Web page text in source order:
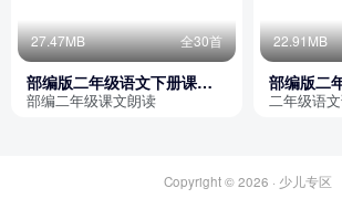
27.47MB 全30首
部编版二年级语文下册课文
朗读
部编二年级课文朗读
22.91MB
部编版二
朗读
二年级语
Copyright © 2026 · 少儿专区